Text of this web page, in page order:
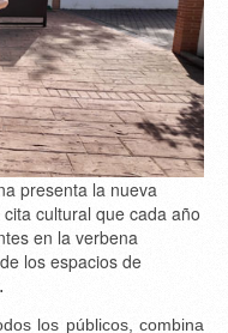
presenta la nueva
cultural que cada año
en la verbena
los espacios de
.
los públicos, combina